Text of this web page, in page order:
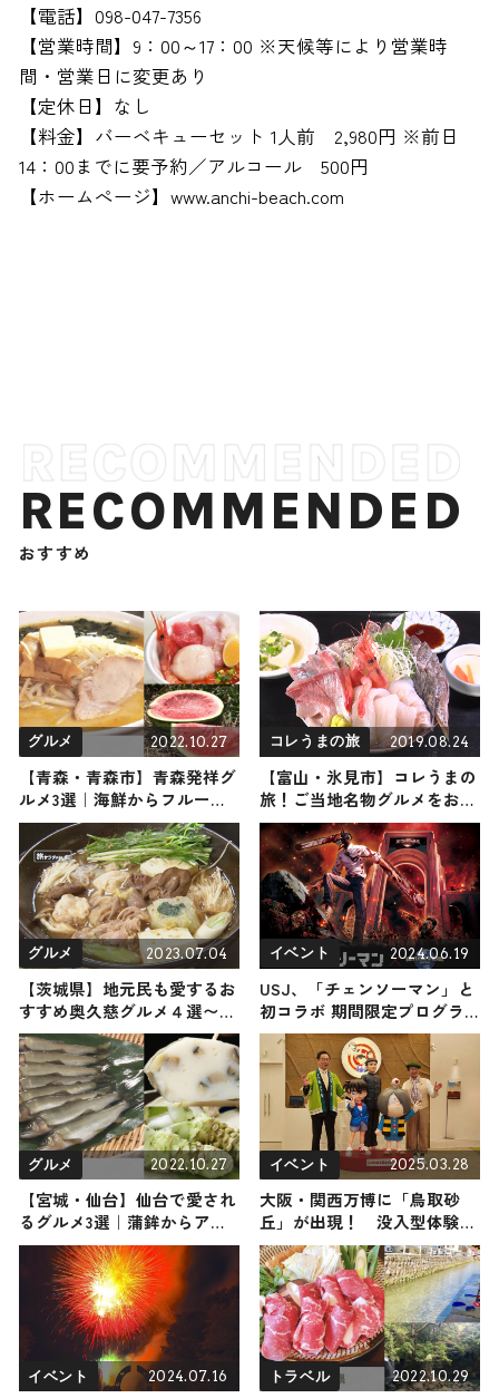
【電話】098-047-7356
【営業時間】9：00～17：00 ※天候等により営業時
間・営業日に変更あり
【定休日】なし
【料金】バーベキューセット 1人前 2,980円 ※前日
14：00までに要予約／アルコール 500円
【ホームぺージ】www.anchi-beach.com
RECOMMENDED
おすすめ
グルメ 2022.10.27
【青森・青森市】青森発祥グ
ルメ3選｜海鮮からフルーツ
までご紹介
コレうまの旅 2019.08.24
【富山・氷見市】コレうまの
旅！ご当地名物グルメをお届
け
グルメ 2023.07.04
【茨城県】地元民も愛するお
すすめ奥久慈グルメ４選〜雄
大な自然が恵む特産品をご紹
介〜
イベント 2024.06.19
USJ、「チェンソーマン」と
初コラボ 期間限定プログラ
ム登場
グルメ 2022.10.27
【宮城・仙台】仙台で愛され
るグルメ3選｜蒲鉾からアユ
までご紹介
イベント 2025.03.28
大阪・関西万博に「鳥取砂
丘」が出現！ 没入型体験展
示「鳥取無限砂丘」や「まん
が王国とっとり」を知れる鳥
取県ゾーンが出展
イベント 2024.07.16 トラベル 2022.10.29